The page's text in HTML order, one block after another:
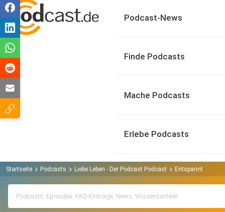
Podcast-News
Finde Podcasts
Mache Podcasts
Erlebe Podcasts
Startseite Podcasts Liebe Leben - Der Podcast Podcast Entspannt lieben